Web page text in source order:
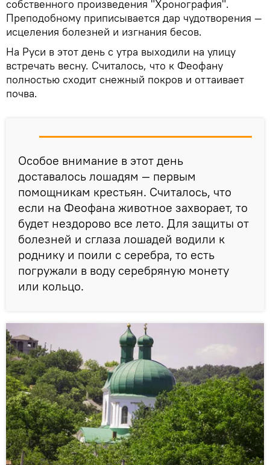
собственного произведения "Хронография".
Преподобному приписывается дар чудотворения —
исцеления болезней и изгнания бесов.
На Руси в этот день с утра выходили на улицу
встречать весну. Считалось, что к Феофану
полностью сходит снежный покров и оттаивает
почва.
Особое внимание в этот день
доставалось лошадям — первым
помощникам крестьян. Считалось, что
если на Феофана животное захворает, то
будет нездорово все лето. Для защиты от
болезней и сглаза лошадей водили к
роднику и поили с серебра, то есть
погружали в воду серебряную монету
или кольцо.